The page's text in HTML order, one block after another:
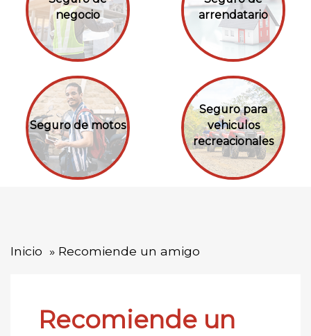
negocio
arrendatario
Seguro de motos
Seguro para
vehiculos
recreacionales
Inicio Recomiende un amigo
Recomiende un